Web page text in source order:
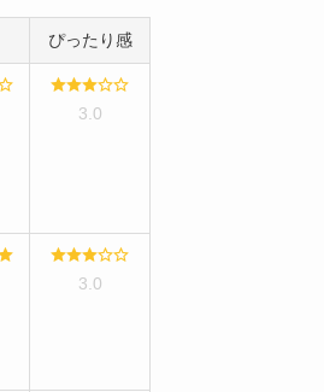
ぴったり感
3.0
3.0